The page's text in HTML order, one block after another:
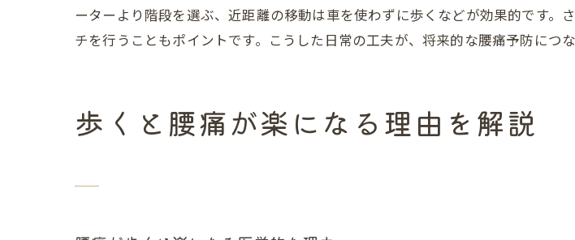
腰痛に配慮した歩行サ
即効で役立つ腰痛緩和セル
ーターより階段を選ぶ、近距離の移動は車を使わずに歩くなどが効果的です
チを行うこともポイントです。こうした日常の工夫が、将来的な腰痛予防につな
歩くと腰痛が楽になる理由を解説